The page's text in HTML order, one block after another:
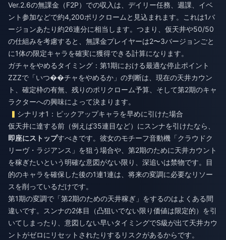
Ver.2.6の無課金（F2P）での収入は、デイリー任務、週課、イベ
ント参加などで約4,200ポリクロームと見込まれます。これは1バ
ージョンあたり約26連分に相当します。つまり、仮天井や50/50
の仕組みを考慮すると、無課金プレイヤーは2〜3バージョンごと
に1体の限定キャラを確実に獲得できる計算になります。
ガチャをやめるタイミング：第1期における最適な停止ポイント
ZZZで「いつ��チャをやめるか」の判断は、現在の天井カウン
ト、確定枠の有無、残りのポリクローム予算、そして第2期のキャ
ラクターへの興味によって決まります。
シナリオ1：ピックアップキャラを早めに引けた場合
仮天井に達する前（例えば35連目など）にスンナを引けたなら、
即座にストップすべきです。彼女のモチーフ音動機「クラウドク
リーヴ・ラジアンス」を狙う場合や、第2期のために天井カウント
を稼ぎたいという明確な意図がない限り、深追いは禁物です。目
的のキャラを確保した後の1連1連は、将来の変調に必要なリソー
スを削っているだけです。
第1期の変調で「第2期のための天井稼ぎ」をするのはよくある間
違いです。スンナの2体目（凸狙いでない限り価値は限定的）を引
いてしまったり、意図しない早いタイミングでS級が出て天井カウ
ントがゼロにリセットされたりするリスクがあるからです。